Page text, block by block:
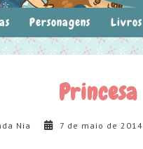
Personagens Livros
Princesa
Nia 7 de maio de 2014